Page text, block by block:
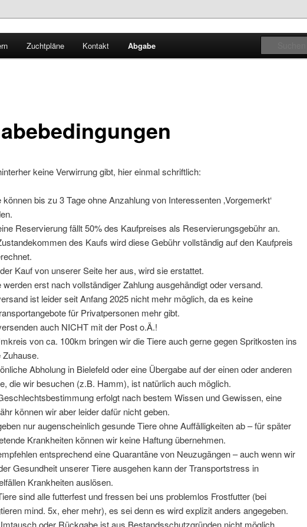
(Bielefeld)
Zuchtpläne Kontakt Abgabe
keine Verwirrung gibt, hier einmal schriftlich:
können bis zu 3 Tage ohne Anzahlung von Interessenten ‚Vorgemerkt‘
Reservierung fällt 50% des Kaufpreises als Reservierungsgebühr an.
des Kaufs wird diese Gebühr vollständig auf den Kaufpreis
Kauf von unserer Seite her aus, wird sie erstattet.
werden erst nach vollständiger Zahlung ausgehändigt oder versand.
ist leider seit Anfang 2025 nicht mehr möglich, da es keine
für Privatpersonen mehr gibt.
auch NICHT mit der Post o.Ä.!
von ca. 100km bringen wir die Tiere auch gerne gegen Spritkosten ins
Zuhause.
Abholung in Bielefeld oder eine Übergabe auf der einen oder anderen
die wir besuchen (z.B. Hamm), ist natürlich auch möglich.
erfolgt nach bestem Wissen und Gewissen, eine
können wir aber leider dafür nicht geben.
nur augenscheinlich gesunde Tiere ohne Auffälligkeiten ab – für später
Krankheiten können wir keine Haftung übernehmen.
entsprechend eine Quarantäne von Neuzugängen – auch wenn wir
Gesundheit unserer Tiere ausgehen kann der Transportstress in
Krankheiten auslösen.
sind alle futterfest und fressen bei uns problemlos Frostfutter (bei
mind. 5x, eher mehr), es sei denn es wird explizit anders angegeben.